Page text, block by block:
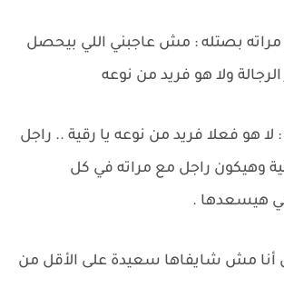
بصتله : مش عاجبني اللي بيحصل
ولا هو فريد من نوعه
لا هو فعلا فريد من نوعه يا رقية .. راجل
وهيكون راجل مع مراته في كل
هيسعدها .
مش شايفاها سعيدة على الأقل من